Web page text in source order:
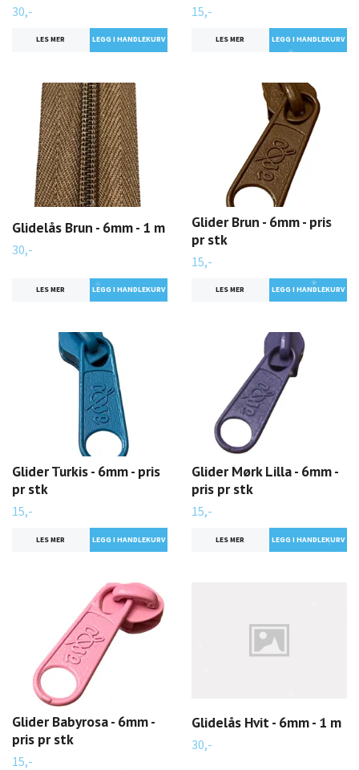
30,-
LES MER
15,-
LES MER
Glidelås Brun - 6mm - 1 m
30,-
LES MER
Glider Brun - 6mm - pris
pr stk
15,-
LES MER
Glider Turkis - 6mm - pris
pr stk
15,-
LES MER
Glider Mørk Lilla - 6mm -
pris pr stk
15,-
LES MER
Glider Babyrosa - 6mm -
pris pr stk
15,-
Glidelås Hvit - 6mm - 1 m
30,-